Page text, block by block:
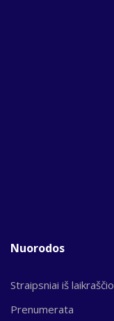
Nuorodos
Straipsniai iš laikraščio
Prenumerata